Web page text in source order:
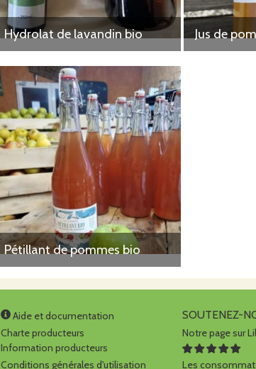
Hydrolat de lavandin bio Jus de
Pétillant de pommes bio
Aide et documentation
Charte producteurs
Information producteurs
Conditions générales d'utilisation
SOUTENEZ-
Notre page sur
Les